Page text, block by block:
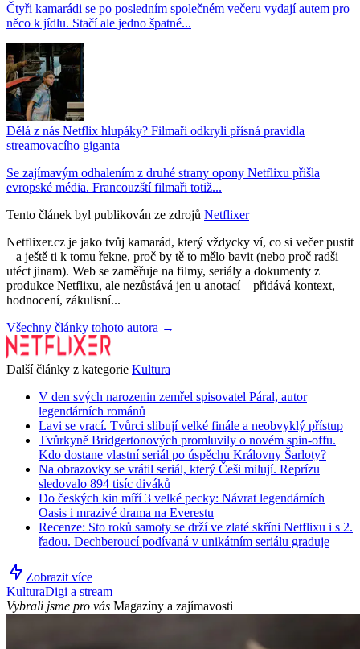
Čtyři kamarádi se po posledním společném večeru vydají autem pro
něco k jídlu. Stačí ale jedno špatné...
Dělá z nás Netflix hlupáky? Filmaři odkryli přísná pravidla
streamovacího giganta
Se zajímavým odhalením z druhé strany opony Netflixu přišla
evropské média. Francouzští filmaři totiž...
Tento článek byl publikován ze zdrojů Netflixer
Netflixer.cz je jako tvůj kamarád, který vždycky ví, co si večer pustit
– a ještě ti k tomu řekne, proč by tě to mělo bavit (nebo proč radši
utéct jinam). Web se zaměřuje na filmy, seriály a dokumenty z
produkce Netflixu, ale nezůstává jen u anotací – přidává kontext,
hodnocení, zákulisní...
Všechny články tohoto autora →
Další články z kategorie Kultura
V den svých narozenin zemřel spisovatel Páral, autor
legendárních románů
Lavi se vrací. Tvůrci slibují velké finále a neobvyklý přístup
Tvůrkyně Bridgertonových promluvily o novém spin-offu.
Kdo dostane vlastní seriál po úspěchu Královny Šarloty?
Na obrazovky se vrátil seriál, který Češi milují. Reprízu
sledovalo 894 tisíc diváků
Do českých kin míří 3 velké pecky: Návrat legendárních
Oasis i mrazivé drama na Everestu
Recenze: Sto roků samoty se drží ve zlaté skříni Netflixu i s 2.
řadou. Dechberoucí podívaná v unikátním seriálu graduje
Zobrazit více
KulturaDigi a stream
Vybrali jsme pro vás Magazíny a zajímavosti